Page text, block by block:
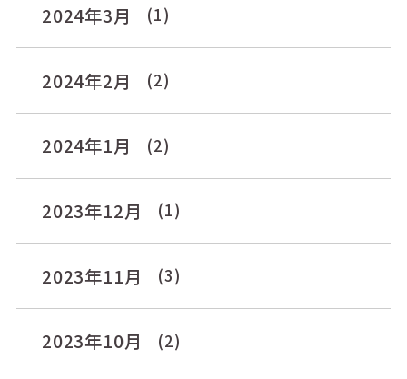
2024年3月 (1)
2024年2月 (2)
2024年1月 (2)
2023年12月 (1)
2023年11月 (3)
2023年10月 (2)